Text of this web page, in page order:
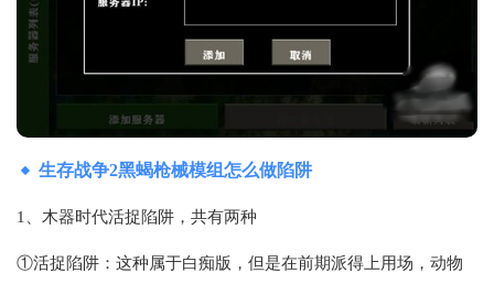
生存战争2黑蝎枪械模组怎么做陷阱
1、木器时代活捉陷阱，共有两种
①活捉陷阱：这种属于白痴版，但是在前期派得上用场，动物